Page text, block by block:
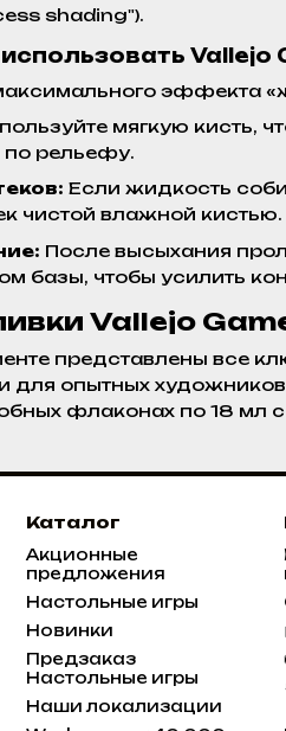
shading").
Vallejo
эффекта
мягкую кисть,
по рельефу.
Если жидкость
чистой влажной кистью.
После высыхания
базы, чтобы усилить
Vallejo
представлены все
для опытных
флаконах по 18 мл с
Каталог
Акционные
предложения
Настольные игры
Новинки
Предзаказ
Настольные игры
Наши локализации